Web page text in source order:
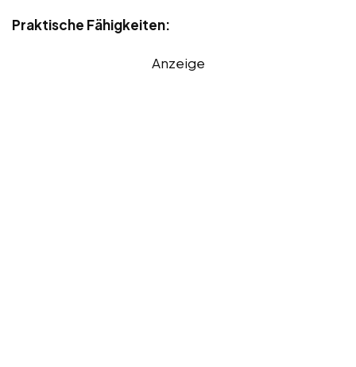
Praktische Fähigkeiten:
Anzeige